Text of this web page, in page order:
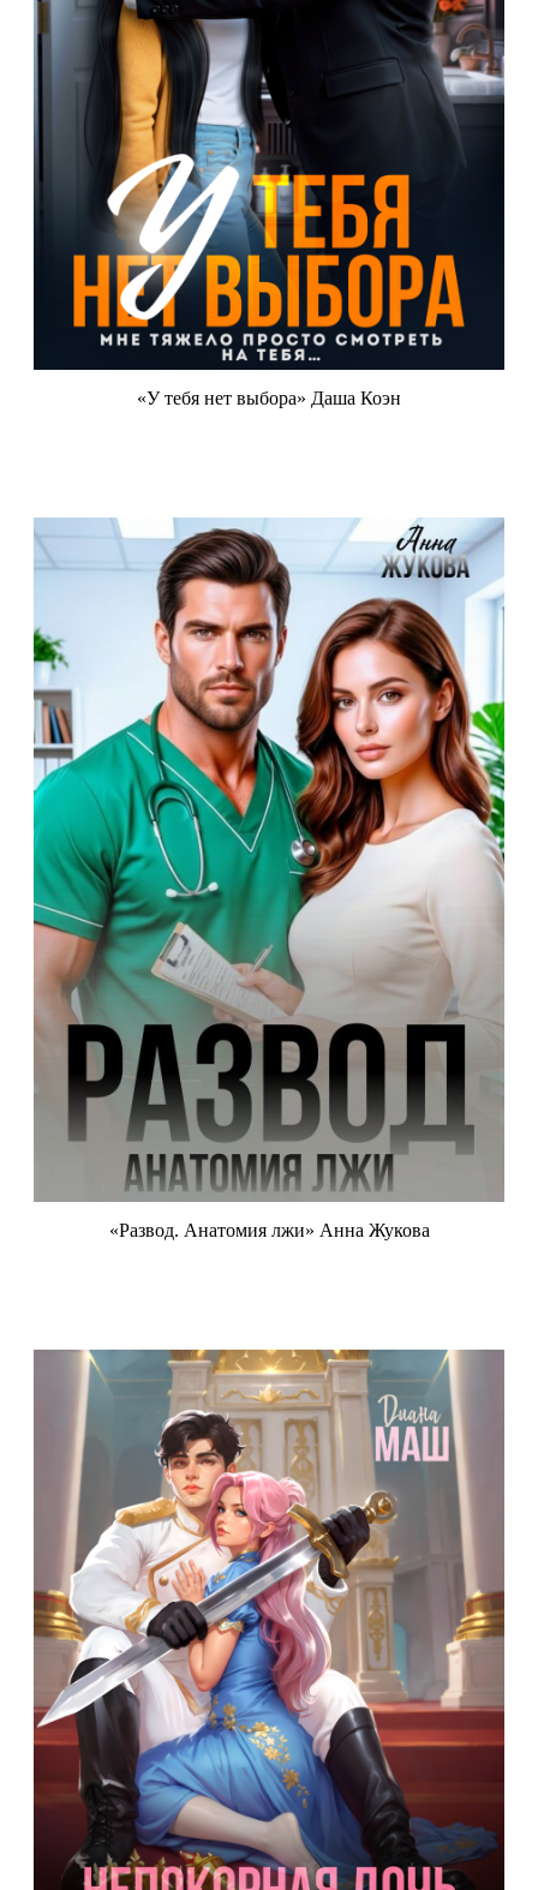
«У тебя нет выбора» Даша Коэн
«Развод. Анатомия лжи» Анна Жукова